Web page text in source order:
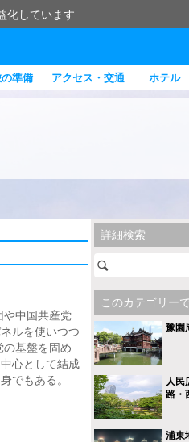
化しています
準備 アクセス・交通 ホテル
詳細検索
このカテゴリー
豫園
人民
路・
浦東
や中国共産党
ルを使いつつ
基盤を固め
心として結成
でもある。